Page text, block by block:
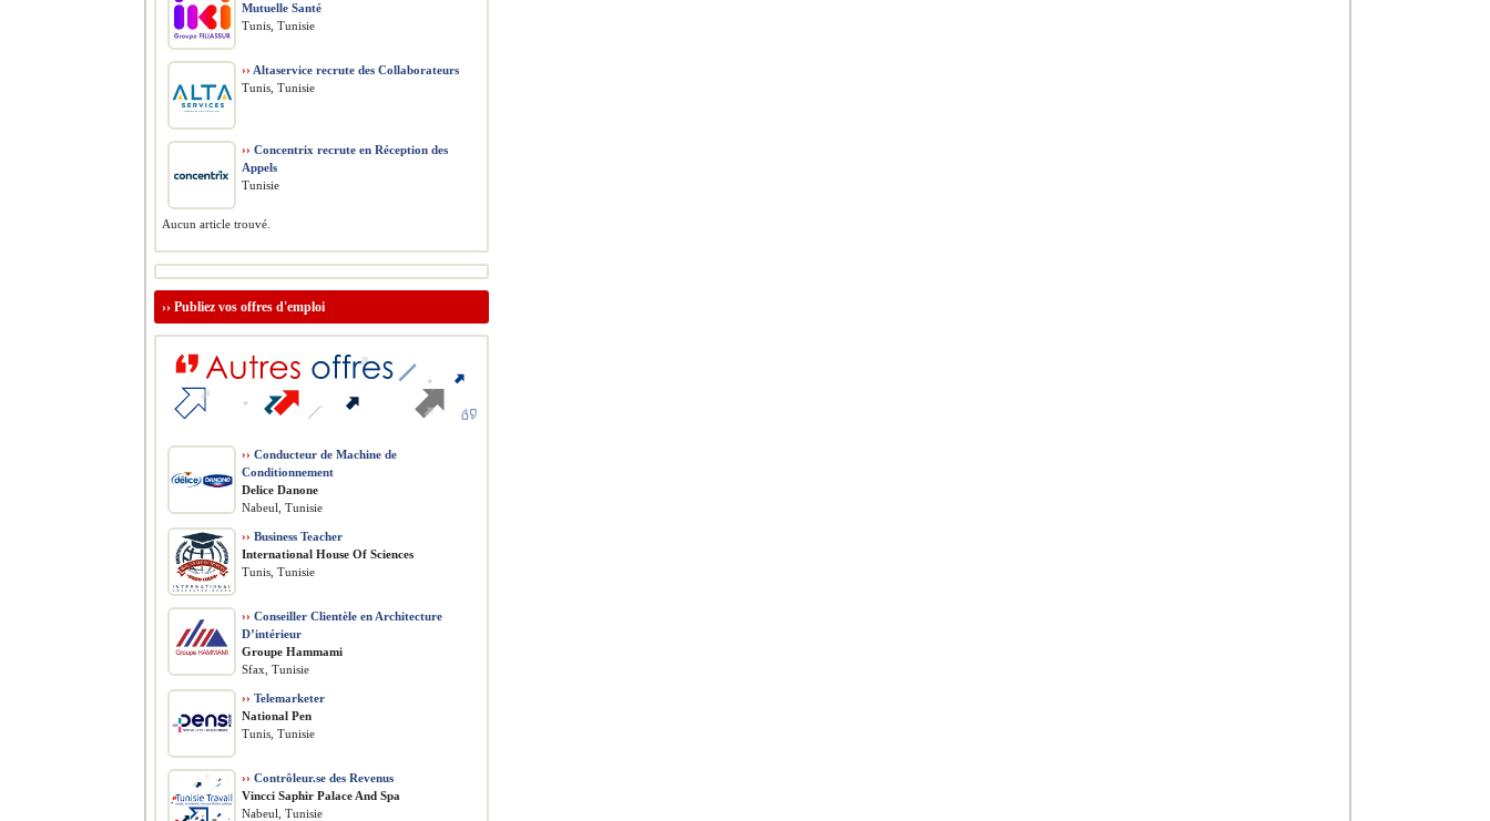
Mutuelle Santé
Tunis, Tunisie
›› Altaservice recrute des Collaborateurs
Tunis, Tunisie
›› Concentrix recrute en Réception des
Appels
Tunisie
Aucun article trouvé.
›› Publiez vos offres d'emploi
›› Conducteur de Machine de
Conditionnement
Delice Danone
Nabeul, Tunisie
›› Business Teacher
International House Of Sciences
Tunis, Tunisie
›› Conseiller Clientèle en Architecture
D’intérieur
Groupe Hammami
Sfax, Tunisie
›› Telemarketer
National Pen
Tunis, Tunisie
›› Contrôleur.se des Revenus
Vincci Saphir Palace And Spa
Nabeul, Tunisie